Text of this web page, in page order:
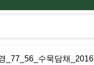
_77_56_수묵담채_2016